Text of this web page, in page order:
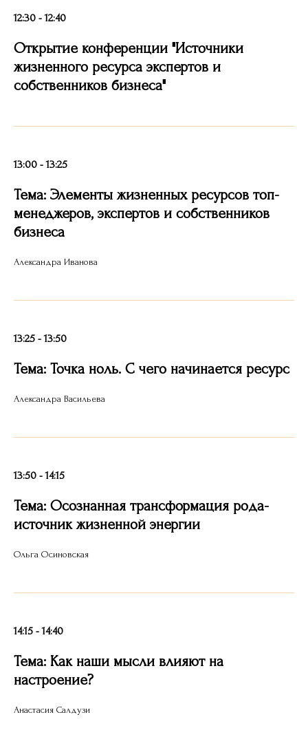
12:30 - 12:40
Открытие конференции "Источники
жизненного ресурса экспертов и
собственников бизнеса"
13:00 - 13:25
Тема: Элементы жизненных ресурсов топ-
менеджеров, экспертов и собственников
бизнеса
Александра Иванова
13:25 - 13:50
Тема: Точка ноль. С чего начинается ресурс
Александра Васильева
13:50 - 14:15
Тема: Осознанная трансформация рода-
источник жизненной энергии
Ольга Осиновская
14:15 - 14:40
Тема: Как наши мысли влияют на
настроение?
Анастасия Салдузи